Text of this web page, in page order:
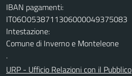
IBAN pagamenti:
IT06O0538711306000049375083
Intestazione:
Comune di Inverno e Monteleone
.
URP - Ufficio Relazioni con il Pubblico